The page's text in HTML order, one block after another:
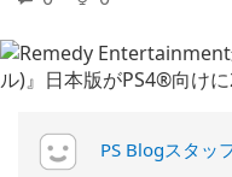
PS Blogスタッ